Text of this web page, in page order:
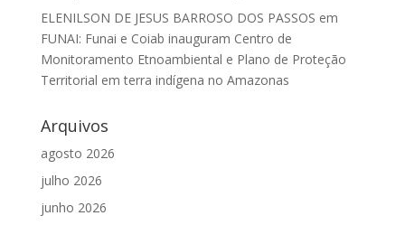
ELENILSON DE JESUS BARROSO DOS PASSOS em
FUNAI: Funai e Coiab inauguram Centro de
Monitoramento Etnoambiental e Plano de Proteção
Territorial em terra indígena no Amazonas
Arquivos
agosto 2026
julho 2026
junho 2026